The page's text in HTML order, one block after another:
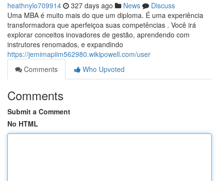
heathnylo709914 327 days ago News
Discuss
Uma MBA é muito mais do que um diploma. É uma experiência
transformadora que aperfeiçoa suas competências . Você irá
explorar conceitos inovadores de gestão, aprendendo com
instrutores renomados, e expandindo
https://jemimapiim562980.wikipowell.com/user
Comments
Who Upvoted
Comments
Submit a Comment
No HTML